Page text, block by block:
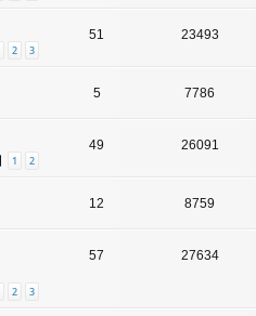
2 3
51 23493
5 7786
1 2
49 26091
12 8759
2 3
57 27634